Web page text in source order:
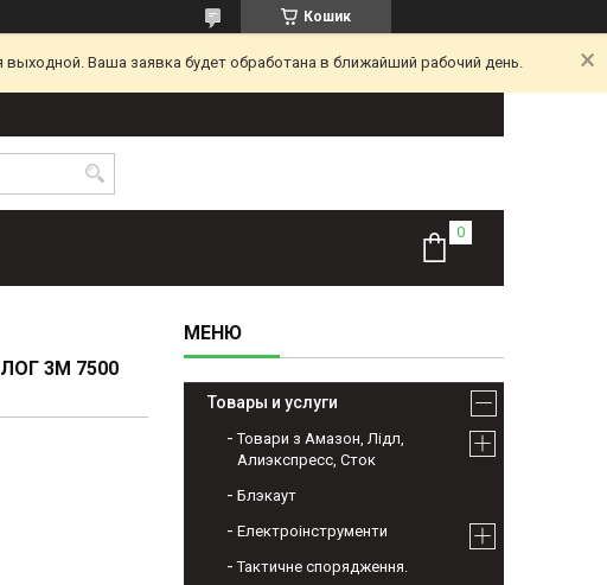
Кошик
Ваша заявка будет обработана в ближайший рабочий день.
3М 7500
Товары и услуги
Товари з Амазон, Лідл,
Алиэкспресс, Сток
Блэкаут
Електроінструменти
Тактичне спорядження.